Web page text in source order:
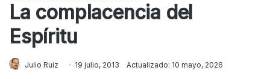
La complacencia del
Espíritu
Julio Ruiz 19 julio, 2013 Actualizado: 10 mayo, 2026